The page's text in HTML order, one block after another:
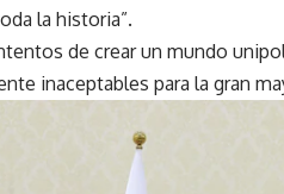
la historia”.
de crear un mundo
inaceptables para la gran